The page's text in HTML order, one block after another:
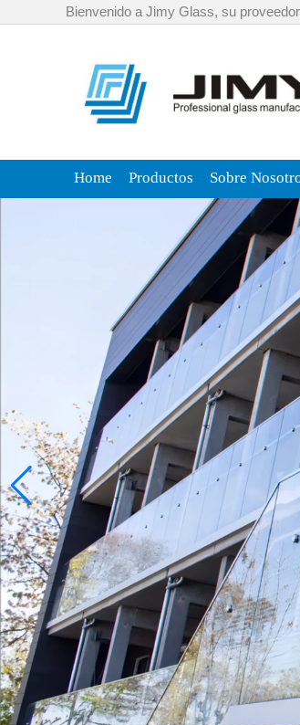
Bienvenido a Jimy Glass, su
Home Productos Sobre